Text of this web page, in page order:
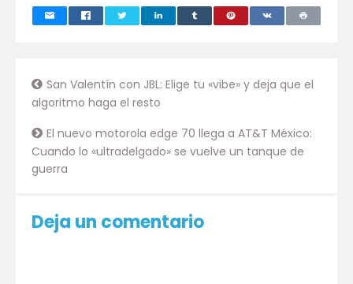
San Valentín con JBL: Elige tu «vibe» y deja que el
algoritmo haga el resto
El nuevo motorola edge 70 llega a AT&T México:
Cuando lo «ultradelgado» se vuelve un tanque de
guerra
Deja un comentario